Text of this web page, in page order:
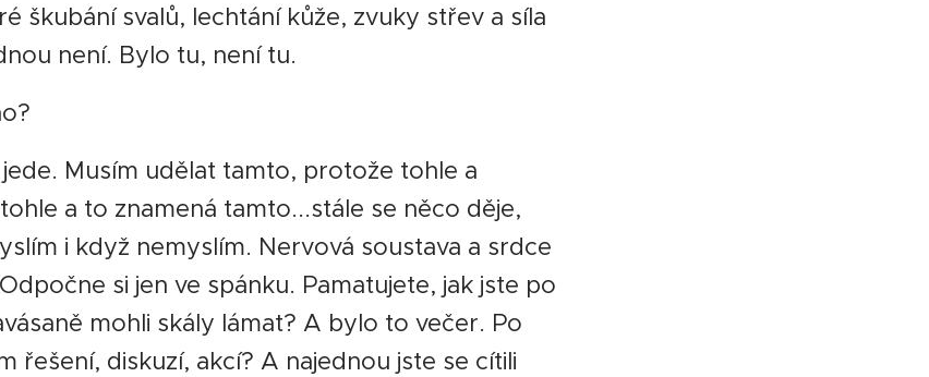
škubání svalů, lechtání kůže, zvuky střev a síla
není. Bylo tu, není tu.
Musím udělat tamto, protože tohle a
a to znamená tamto...stále se něco děje,
i když nemyslím. Nervová soustava a srdce
si jen ve spánku. Pamatujete, jak jste po
mohli skály lámat? A bylo to večer. Po
řešení, diskuzí, akcí? A najednou jste se cítili